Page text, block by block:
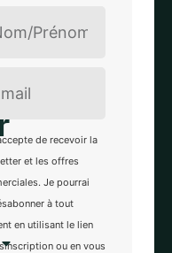
Le
choix
de recevoir la
et les offres
Je pourrai
à tout
en utilisant le lien
ou en vous